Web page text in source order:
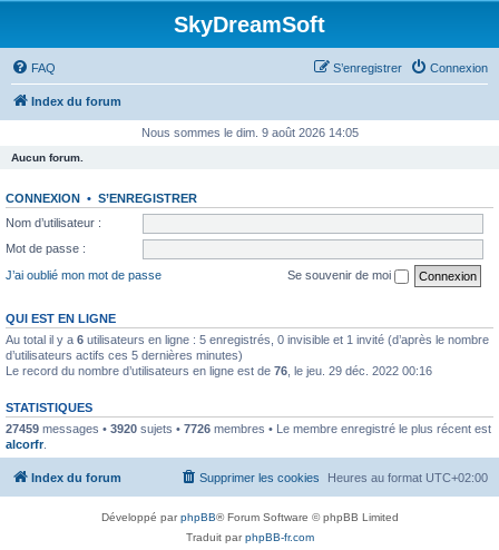
SkyDreamSoft
FAQ Connexion
S’enregistrer
Index du forum
Nous sommes le dim. 9 août 2026 14:05
Aucun forum.
CONNEXION • S’ENREGISTRER
Nom d’utilisateur :
Mot de passe :
J’ai oublié mon mot de passe
Se souvenir de moi
QUI EST EN LIGNE
Au total il y a 6 utilisateurs en ligne : 5 enregistrés, 0 invisible et 1 invité (d’après le nombre
d’utilisateurs actifs ces 5 dernières minutes)
Le record du nombre d’utilisateurs en ligne est de 76 , le jeu. 29 déc. 2022 00:16
STATISTIQUES
27459 messages • 3920 sujets • 7726 membres • Le membre enregistré le plus récent est
alcorfr.
Index du forum Heures au format UTC+02:00
Supprimer les cookies
Développé parphpBB® Forum Software © phpBB Limited
Traduit parphpBB-fr.com